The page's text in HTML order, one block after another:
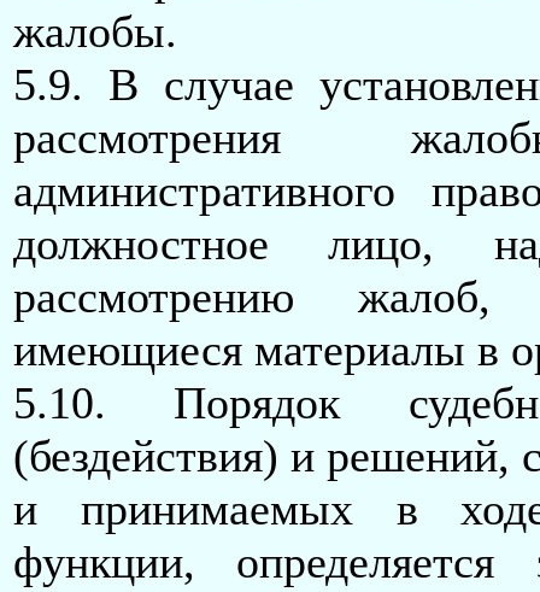
жалобы.
5.9. В случае
рассмотрения
административного
должностное лицо,
рассмотрению жалоб,
имеющиеся материалы в
5.10. Порядок
(бездействия) и решений,
и принимаемых в ходе
функции, определяется